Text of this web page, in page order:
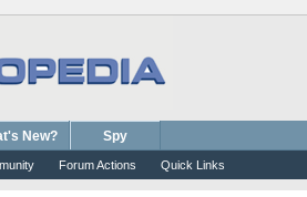
Forum Actions Quick Links
New? Spy